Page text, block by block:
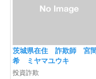
茨城県在住 詐欺師 宮
希 ミヤマユウキ
投資詐欺